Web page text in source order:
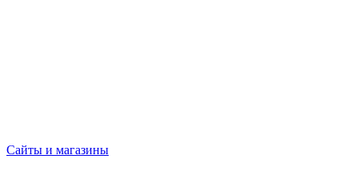
Сайты и магазины